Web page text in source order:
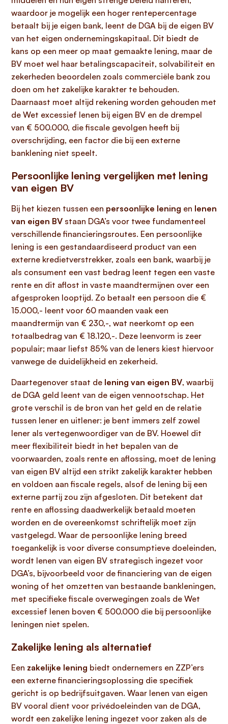
waardoor je mogelijk een hoger rentepercentage
betaalt bij je eigen bank, leent de DGA bij de eigen BV
van het eigen ondernemingskapitaal. Dit biedt de
kans op een meer op maat gemaakte lening, maar de
BV moet wel haar betalingscapaciteit, solvabiliteit en
zekerheden beoordelen zoals commerciële bank zou
doen om het zakelijke karakter te behouden.
Daarnaast moet altijd rekening worden gehouden met
de Wet excessief lenen bij eigen BV en de drempel
van € 500.000, die fiscale gevolgen heeft bij
overschrijding, een factor die bij een externe
banklening niet speelt.
Persoonlijke lening vergelijken met lening
van eigen BV
Bij het kiezen tussen een persoonlijke lening en lenen
van eigen BV staan DGA’s voor twee fundamenteel
verschillende financieringsroutes. Een persoonlijke
lening is een gestandaardiseerd product van een
externe kredietverstrekker, zoals een bank, waarbij je
als consument een vast bedrag leent tegen een vaste
rente en dit aflost in vaste maandtermijnen over een
afgesproken looptijd. Zo betaalt een persoon die €
15.000,- leent voor 60 maanden vaak een
maandtermijn van € 230,-, wat neerkomt op een
totaalbedrag van € 18.120,-. Deze leenvorm is zeer
populair; maar liefst 85% van de leners kiest hiervoor
vanwege de duidelijkheid en zekerheid.
Daartegenover staat de lening van eigen BV, waarbij
de DGA geld leent van de eigen vennootschap. Het
grote verschil is de bron van het geld en de relatie
tussen lener en uitlener: je bent immers zelf zowel
lener als vertegenwoordiger van de BV. Hoewel dit
meer flexibiliteit biedt in het bepalen van de
voorwaarden, zoals rente en aflossing, moet de lening
van eigen BV altijd een strikt zakelijk karakter hebben
en voldoen aan fiscale regels, alsof de lening bij een
externe partij zou zijn afgesloten. Dit betekent dat
rente en aflossing daadwerkelijk betaald moeten
worden en de overeenkomst schriftelijk moet zijn
vastgelegd. Waar de persoonlijke lening breed
toegankelijk is voor diverse consumptieve doeleinden,
wordt lenen van eigen BV strategisch ingezet voor
DGA’s, bijvoorbeeld voor de financiering van de eigen
woning of het omzetten van bestaande bankleningen,
met specifieke fiscale overwegingen zoals de Wet
excessief lenen boven € 500.000 die bij persoonlijke
leningen niet spelen.
Zakelijke lening als alternatief
Een zakelijke lening biedt ondernemers en ZZP’ers
een externe financieringsoplossing die specifiek
gericht is op bedrijfsuitgaven. Waar lenen van eigen
BV vooral dient voor privédoeleinden van de DGA,
wordt een zakelijke lening ingezet voor zaken als de